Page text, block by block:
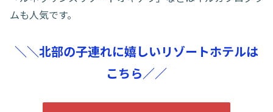
ムも人気です。
＼＼北部の子連れに嬉しいリゾートホテルは
こちら／／